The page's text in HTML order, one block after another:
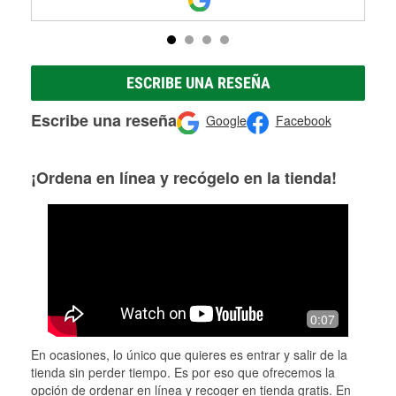
ESCRIBE UNA RESEÑA
Escribe una reseña Google Facebook
¡Ordena en línea y recógelo en la tienda!
0:07
En ocasiones, lo único que quieres es entrar y salir de la
tienda sin perder tiempo. Es por eso que ofrecemos la
opción de ordenar en línea y recoger en tienda gratis. En